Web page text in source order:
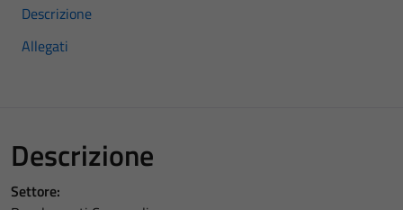
Descrizione
Allegati
Descrizione
Settore: